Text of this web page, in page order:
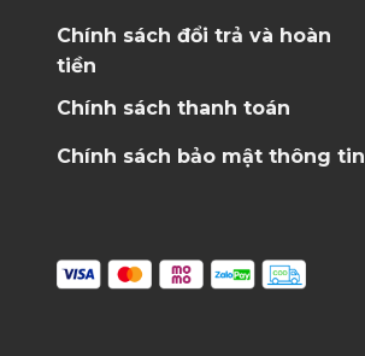
Chính sách đổi trả và hoàn
tiền
Chính sách thanh toán
Chính sách bảo mật thông tin